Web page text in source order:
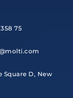
75
Square D, New